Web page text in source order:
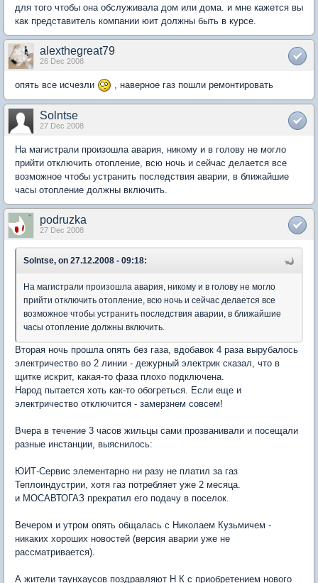
для того чтобы она обслуживала дом или дома. и мне кажется вы
как представитель компании юит должны быть в курсе.
alexthegreat79
26 Dec 2008
опять все исчезли , наверное газ пошли ремонтировать
Solntse
27 Dec 2008
На магистрали произошла авария, никому и в голову не могло
прийти отключить отопление, всю ночь и сейчас делается все
возможное чтобы устранить последствия аварии, в ближайшие
часы отопление должны включить.
podruzka
27 Dec 2008
Solntse, on 27.12.2008 - 09:18:
На магистрали произошла авария, никому и в голову не могло
прийти отключить отопление, всю ночь и сейчас делается все
возможное чтобы устранить последствия аварии, в ближайшие
часы отопление должны включить.
Вторая ночь прошла опять без газа, вдобавок 4 раза вырубалось
электричество во 2 линии - дежурный электрик сказал, что в
щитке искрит, какая-то фаза плохо подключена.
Народ пытается хоть как-то обогреться. Если еще и
электричество отключится - замерзнем совсем!
Вчера в течение 3 часов жильцы сами прозванивали и посещали
разные инстанции, выяснилось:
ЮИТ-Сервис элементарно ни разу не платил за газ
Теплоиндустрии, хотя газ потребляет уже 2 месяца.
и МОСАВТОГАЗ прекратил его подачу в поселок.
Вечером и утром опять общалась с Николаем Кузьмичем -
никаких хороших новостей (версия аварии уже не
рассматривается).
А жители таунхаусов поздравляют Н К с приобретением нового